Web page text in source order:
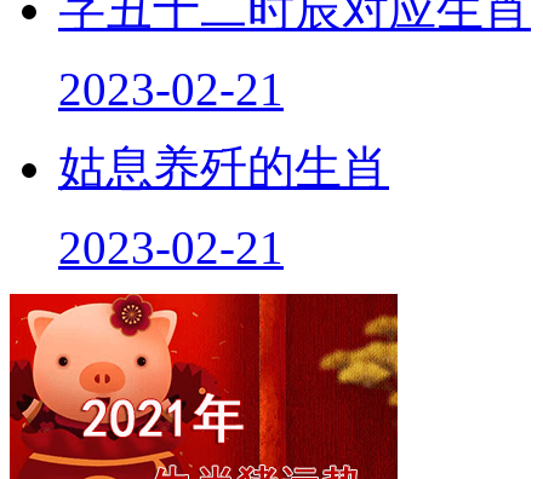
2023-02-21
姑息养歼的生肖
2023-02-21